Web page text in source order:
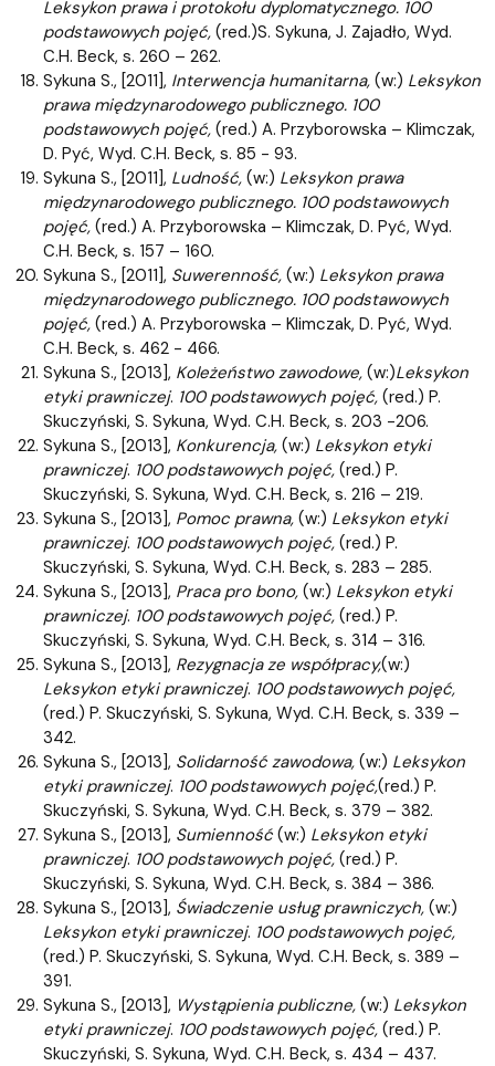
Leksykon prawa i protokołu dyplomatycznego. 100
podstawowych pojęć,(red.)S. Sykuna, J. Zajadło, Wyd.
C.H. Beck, s. 260 – 262.
Sykuna S., [2011], Interwencja humanitarna,(w:) Leksykon
prawa międzynarodowego publicznego. 100
podstawowych pojęć,(red.) A. Przyborowska – Klimczak,
D. Pyć, Wyd. C.H. Beck, s. 85 - 93.
Sykuna S., [2011], Ludność,(w:) Leksykon prawa
międzynarodowego publicznego. 100 podstawowych
pojęć,(red.) A. Przyborowska – Klimczak, D. Pyć, Wyd.
C.H. Beck, s. 157 – 160.
Sykuna S., [2011], Suwerenność,(w:) Leksykon prawa
międzynarodowego publicznego. 100 podstawowych
pojęć,(red.) A. Przyborowska – Klimczak, D. Pyć, Wyd.
C.H. Beck, s. 462 - 466.
Sykuna S., [2013], Koleżeństwo zawodowe,(w:)Leksykon
etyki prawniczej. 100 podstawowych pojęć,(red.) P.
Skuczyński, S. Sykuna, Wyd. C.H. Beck, s. 203 -206.
Sykuna S., [2013], Konkurencja,(w:) Leksykon etyki
prawniczej. 100 podstawowych pojęć,(red.) P.
Skuczyński, S. Sykuna, Wyd. C.H. Beck, s. 216 – 219.
Sykuna S., [2013], Pomoc prawna,(w:) Leksykon etyki
prawniczej. 100 podstawowych pojęć,(red.) P.
Skuczyński, S. Sykuna, Wyd. C.H. Beck, s. 283 – 285.
Sykuna S., [2013], Praca pro bono,(w:) Leksykon etyki
prawniczej. 100 podstawowych pojęć,(red.) P.
Skuczyński, S. Sykuna, Wyd. C.H. Beck, s. 314 – 316.
Sykuna S., [2013], Rezygnacja ze współpracy,(w:)
Leksykon etyki prawniczej. 100 podstawowych pojęć,
(red.) P. Skuczyński, S. Sykuna, Wyd. C.H. Beck, s. 339 –
342.
Sykuna S., [2013], Solidarność zawodowa,(w:) Leksykon
etyki prawniczej. 100 podstawowych pojęć,(red.) P.
Skuczyński, S. Sykuna, Wyd. C.H. Beck, s. 379 – 382.
Sykuna S., [2013], Sumienność (w:) Leksykon etyki
prawniczej. 100 podstawowych pojęć,(red.) P.
Skuczyński, S. Sykuna, Wyd. C.H. Beck, s. 384 – 386.
Sykuna S., [2013], Świadczenie usług prawniczych,(w:)
Leksykon etyki prawniczej. 100 podstawowych pojęć,
(red.) P. Skuczyński, S. Sykuna, Wyd. C.H. Beck, s. 389 –
391.
Sykuna S., [2013], Wystąpienia publiczne,(w:) Leksykon
etyki prawniczej. 100 podstawowych pojęć,(red.) P.
Skuczyński, S. Sykuna, Wyd. C.H. Beck, s. 434 – 437.